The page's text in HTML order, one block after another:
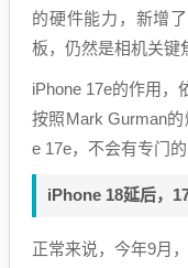
的硬件能力，新增
板，仍然是相机关键
iPhone 17e的作用，
按照Mark Gurman
e 17e，不会有专门
iPhone 18延后，
正常来说，今年9月